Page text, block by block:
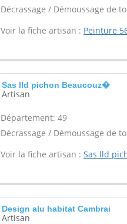
Décrassage / Démoussage de
Voir la fiche artisan : Peinture
Sas lld pichon Beaucouz�
Artisan
Département: 49
Décrassage / Démoussage de
Voir la fiche artisan : Sas lld
Design alu habitat Cambrai
Artisan